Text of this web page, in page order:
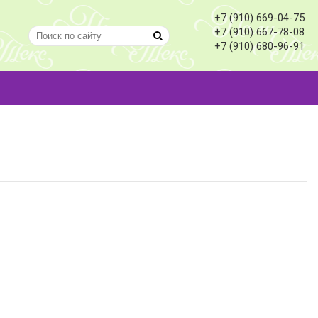
+7 (910) 669-04-75
+7 (910) 667-78-08
+7 (910) 680-96-91